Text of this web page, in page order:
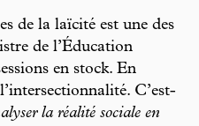
de la laïcité est une des
de l’Éducation
en stock. En
C’est-
la réalité sociale en